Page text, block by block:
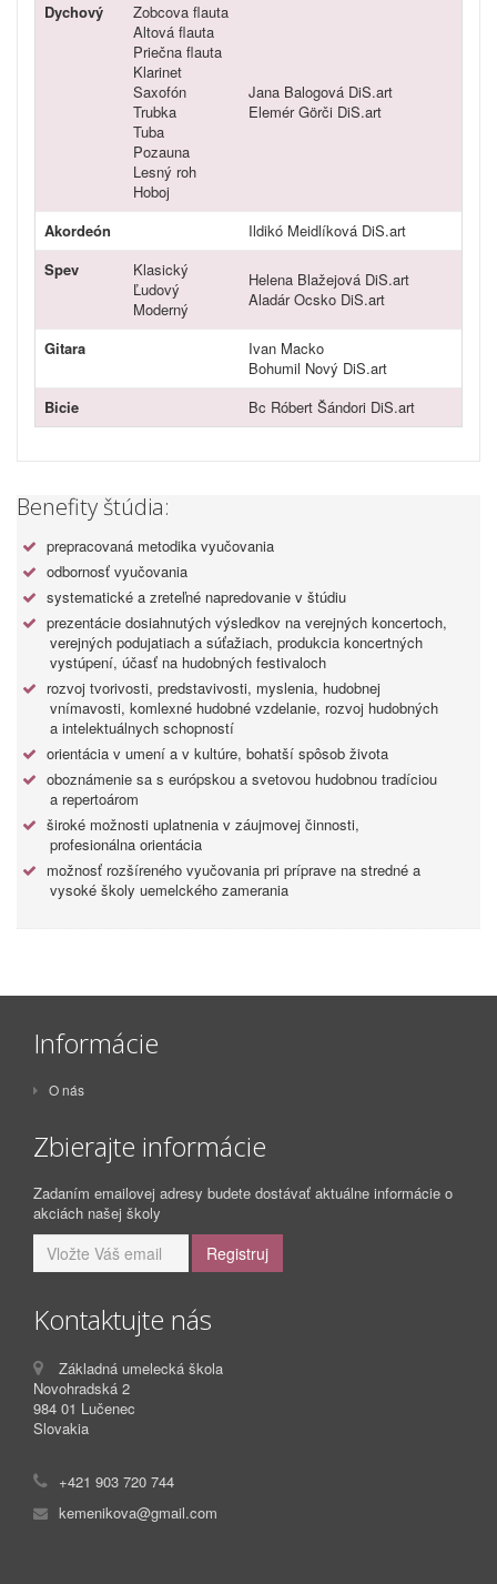
Dychový
Zobcova flauta
Altová flauta
Priečna flauta
Klarinet
Saxofón
Trubka
Tuba
Pozauna
Lesný roh
Hoboj
Jana Balogová DiS.art
Elemér Görči DiS.art
Akordeón
Ildikó Meidlíková DiS.art
Spev
Klasický
Ľudový
Moderný
Helena Blažejová DiS.art
Aladár Ocsko DiS.art
Gitara
Ivan Macko
Bohumil Nový DiS.art
Bicie
Bc Róbert Šándori DiS.art
Benefity štúdia:
prepracovaná metodika vyučovania
odbornosť vyučovania
systematické a zreteľné napredovanie v štúdiu
prezentácie dosiahnutých výsledkov na verejných koncertoch,
verejných podujatiach a súťažiach, produkcia koncertných
vystúpení, účasť na hudobných festivaloch
rozvoj tvorivosti, predstavivosti, myslenia, hudobnej
vnímavosti, komlexné hudobné vzdelanie, rozvoj hudobných
a intelektuálnych schopností
orientácia v umení a v kultúre, bohatší spôsob života
oboznámenie sa s európskou a svetovou hudobnou tradíciou
a repertoárom
široké možnosti uplatnenia v záujmovej činnosti,
profesionálna orientácia
možnosť rozšíreného vyučovania pri príprave na stredné a
vysoké školy uemelckého zamerania
Informácie
O nás
Zbierajte informácie
Zadaním emailovej adresy budete dostávať aktuálne informácie o
akciách našej školy
Kontaktujte nás
Základná umelecká škola
Novohradská 2
984 01 Lučenec
Slovakia
+421 903 720 744
kemenikova@gmail.com